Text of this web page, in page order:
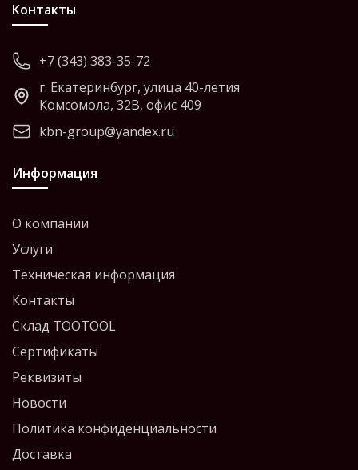
Контакты
+7 (343) 383-35-72
г. Екатеринбург, улица 40-летия
Комсомола, 32В, офис 409
kbn-group@yandex.ru
Информация
О компании
Услуги
Техническая информация
Контакты
Склад TOOTOOL
Сертификаты
Реквизиты
Новости
Политика конфиденциальности
Доставка